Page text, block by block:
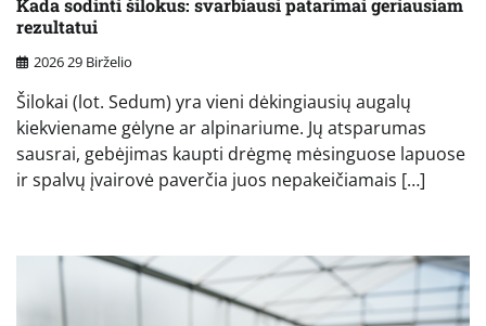
Kada sodinti šilokus: svarbiausi patarimai geriausiam
rezultatui
2026 29 Birželio
Šilokai (lot. Sedum) yra vieni dėkingiausių augalų
kiekviename gėlyne ar alpinariume. Jų atsparumas
sausrai, gebėjimas kaupti drėgmę mėsinguose lapuose
ir spalvų įvairovė paverčia juos nepakeičiamais […]